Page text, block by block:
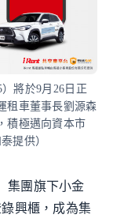
將於9月26日正
租車董事長劉源森
積極邁向資本市
提供）
集團旗下小金
興櫃，成為集